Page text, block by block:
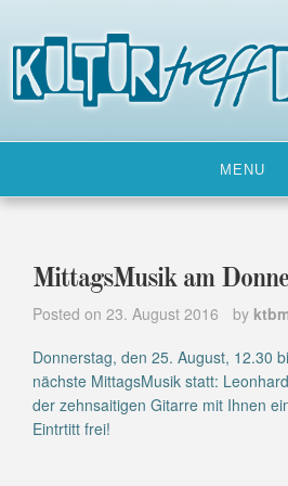
content
MENU
MittagsMusik am
Posted on 23. August 2016 by
Donnerstag, den 25. August, 12.30
nächste MittagsMusik statt:
der zehnsaitigen Gitarre mit Ihnen
Eintrtitt frei!